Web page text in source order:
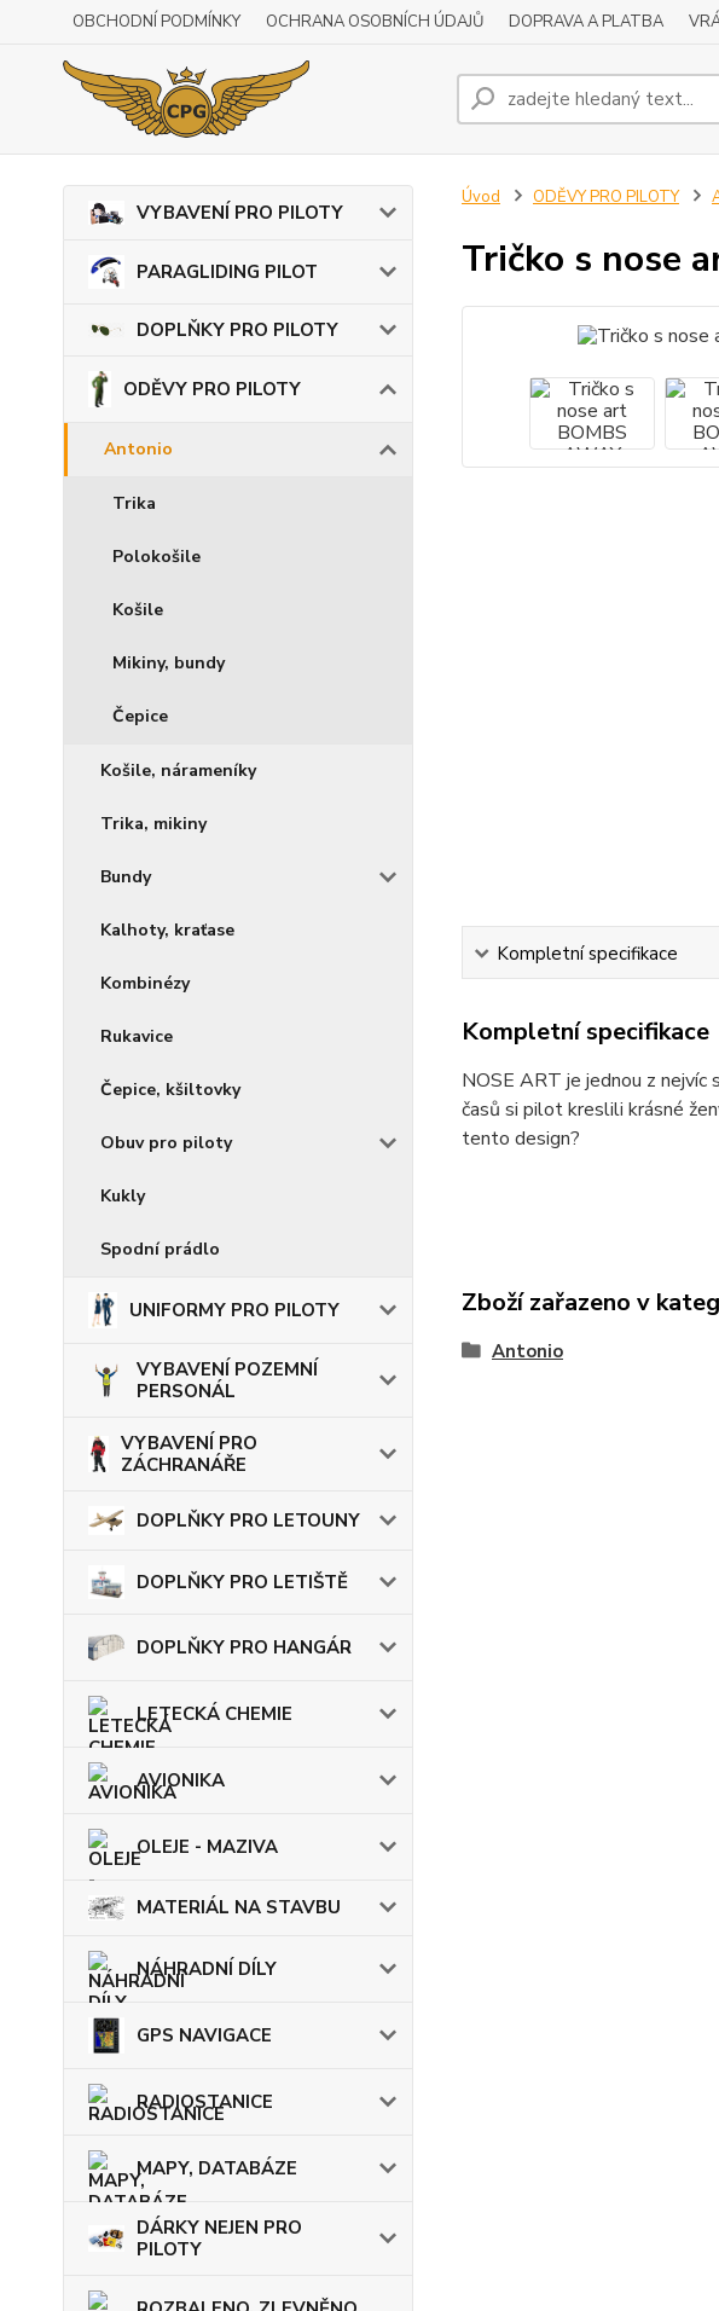
OBCHODNÍ PODMÍNKY OCHRANA OSOBNÍCH ÚDAJŮ DOPRAVA A PLATBA
VYBAVENÍ PRO PILOTY
PARAGLIDING PILOT
DOPLŇKY PRO PILOTY
ODĚVY PRO PILOTY
Antonio
Trika
Polokošile
Košile
Mikiny, bundy
Čepice
Košile, nárameníky
Trika, mikiny
Bundy
Kalhoty, kraťase
Kombinézy
Rukavice
Čepice, kšiltovky
Obuv pro piloty
Kukly
Spodní prádlo
UNIFORMY PRO PILOTY
VYBAVENÍ POZEMNÍ
PERSONÁL
VYBAVENÍ PRO
ZÁCHRANÁŘE
DOPLŇKY PRO LETOUNY
DOPLŇKY PRO LETIŠTĚ
DOPLŇKY PRO HANGÁR
LETECKÁ CHEMIE
AVIONIKA
OLEJE - MAZIVA
MATERIÁL NA STAVBU
NÁHRADNÍ DÍLY
GPS NAVIGACE
RADIOSTANICE
MAPY, DATABÁZE
DÁRKY NEJEN PRO
PILOTY
Úvod ODĚVY PRO PILOTY
Tričko s nose
Kompletní specifikace
Kompletní specifikace
NOSE ART je jednou z
časů si pilot kreslili krásné
tento design?
Zboží zařazeno v
Antonio